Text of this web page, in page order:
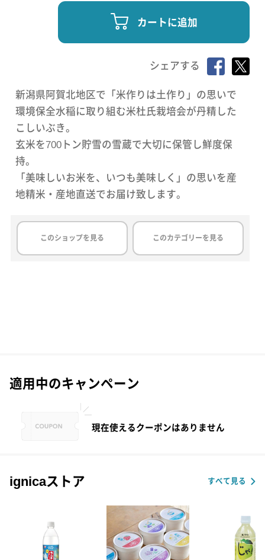
カートに追加
シェアする
新潟県阿賀北地区で「米作りは土作り」の思いで
環境保全水稲に取り組む米杜氏栽培会が丹精した
こしいぶき。
玄米を700トン貯雪の雪蔵で大切に保管し鮮度保
持。
「美味しいお米を、いつも美味しく」の思いを産
地精米・産地直送でお届け致します。
このショップを見る このカテゴリーを見る
適用中のキャンペーン
現在使えるクーポンはありません
ignicaストア すべて見る